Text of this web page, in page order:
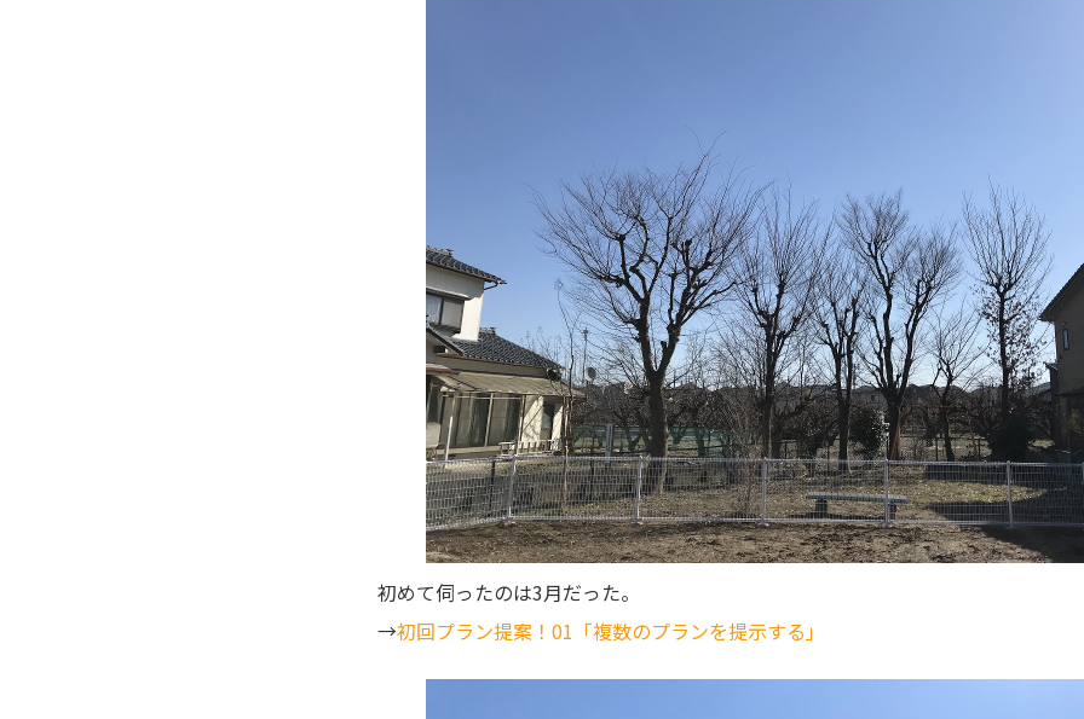
初めて伺ったのは3月だった。
→初回プラン提案！01「複数のプランを提示する」